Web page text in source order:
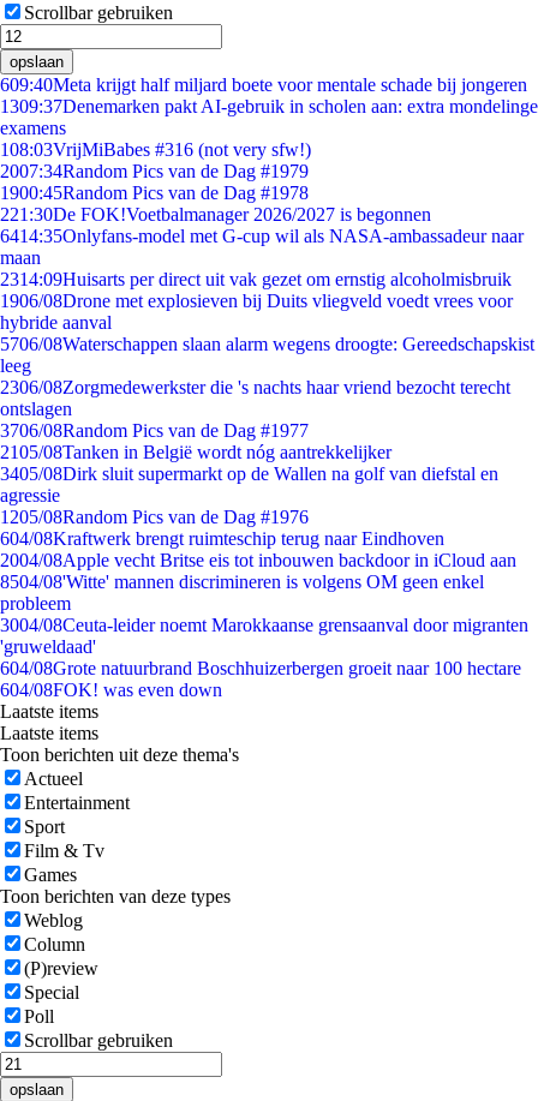
Scrollbar gebruiken
opslaan
609:40Meta krijgt half miljard boete voor mentale schade bij jongeren
1309:37Denemarken pakt AI-gebruik in scholen aan: extra mondelinge
examens
108:03VrijMiBabes #316 (not very sfw!)
2007:34Random Pics van de Dag #1979
1900:45Random Pics van de Dag #1978
221:30De FOK!Voetbalmanager 2026/2027 is begonnen
6414:35Onlyfans-model met G-cup wil als NASA-ambassadeur naar
maan
2314:09Huisarts per direct uit vak gezet om ernstig alcoholmisbruik
1906/08Drone met explosieven bij Duits vliegveld voedt vrees voor
hybride aanval
5706/08Waterschappen slaan alarm wegens droogte: Gereedschapskist
leeg
2306/08Zorgmedewerkster die 's nachts haar vriend bezocht terecht
ontslagen
3706/08Random Pics van de Dag #1977
2105/08Tanken in België wordt nóg aantrekkelijker
3405/08Dirk sluit supermarkt op de Wallen na golf van diefstal en
agressie
1205/08Random Pics van de Dag #1976
604/08Kraftwerk brengt ruimteschip terug naar Eindhoven
2004/08Apple vecht Britse eis tot inbouwen backdoor in iCloud aan
8504/08'Witte' mannen discrimineren is volgens OM geen enkel
probleem
3004/08Ceuta-leider noemt Marokkaanse grensaanval door migranten
'gruweldaad'
604/08Grote natuurbrand Boschhuizerbergen groeit naar 100 hectare
604/08FOK! was even down
Laatste items
Laatste items
Toon berichten uit deze thema's
Actueel
Entertainment
Sport
Film & Tv
Games
Toon berichten van deze types
Weblog
Column
(P)review
Special
Poll
Scrollbar gebruiken
opslaan